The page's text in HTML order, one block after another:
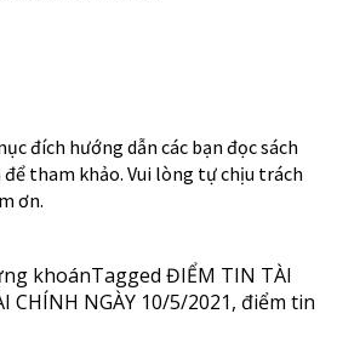
đích hướng dẫn các bạn đọc sách
để tham khảo. Vui lòng tự chịu trách
ơn.
khoánTagged ĐIỂM TIN TÀI
CHÍNH NGÀY 10/5/2021, điểm tin